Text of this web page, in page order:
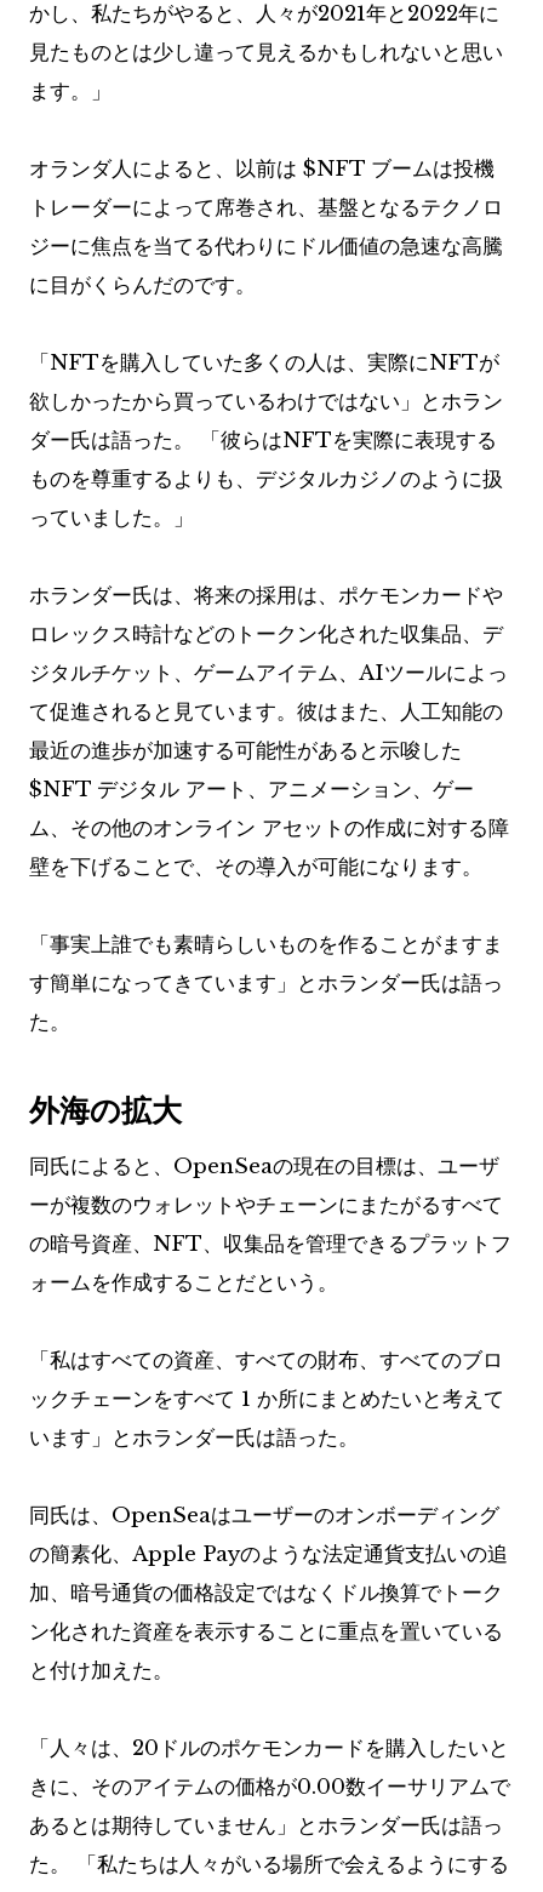
かし、私たちがやると、人々が2021年と2022年に
見たものとは少し違って見えるかもしれないと思い
ます。」
オランダ人によると、以前は $NFT ブームは投機
トレーダーによって席巻され、基盤となるテクノロ
ジーに焦点を当てる代わりにドル価値の急速な高騰
に目がくらんだのです。
「NFTを購入していた多くの人は、実際にNFTが
欲しかったから買っているわけではない」とホラン
ダー氏は語った。 「彼らはNFTを実際に表現する
ものを尊重するよりも、デジタルカジノのように扱
っていました。」
ホランダー氏は、将来の採用は、ポケモンカードや
ロレックス時計などのトークン化された収集品、デ
ジタルチケット、ゲームアイテム、AIツールによっ
て促進されると見ています。彼はまた、人工知能の
最近の進歩が加速する可能性があると示唆した
$NFT デジタル アート、アニメーション、ゲー
ム、その他のオンライン アセットの作成に対する障
壁を下げることで、その導入が可能になります。
「事実上誰でも素晴らしいものを作ることがますま
す簡単になってきています」とホランダー氏は語っ
た。
外海の拡大
同氏によると、OpenSeaの現在の目標は、ユーザ
ーが複数のウォレットやチェーンにまたがるすべて
の暗号資産、NFT、収集品を管理できるプラットフ
ォームを作成することだという。
「私はすべての資産、すべての財布、すべてのブロ
ックチェーンをすべて 1 か所にまとめたいと考えて
います」とホランダー氏は語った。
同氏は、OpenSeaはユーザーのオンボーディング
の簡素化、Apple Payのような法定通貨支払いの追
加、暗号通貨の価格設定ではなくドル換算でトーク
ン化された資産を表示することに重点を置いている
と付け加えた。
「人々は、20ドルのポケモンカードを購入したいと
きに、そのアイテムの価格が0.00数イーサリアムで
あるとは期待していません」とホランダー氏は語っ
た。 「私たちは人々がいる場所で会えるようにする